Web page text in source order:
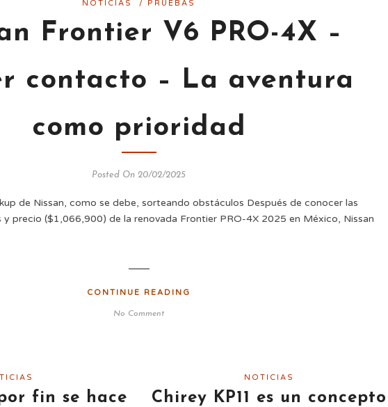
NOTICIAS / PRUEBAS
Frontier V6 PRO-4X –
contacto – La aventura
como prioridad
Posted On 20/02/2025
de Nissan, como se debe, sorteando obstáculos Después de conocer las
y precio ($1,066,900) de la renovada Frontier PRO-4X 2025 en México, Nissan
CONTINUE READING
No Comment
fin se hace
NOTICIAS
Chirey KP11 es un concepto